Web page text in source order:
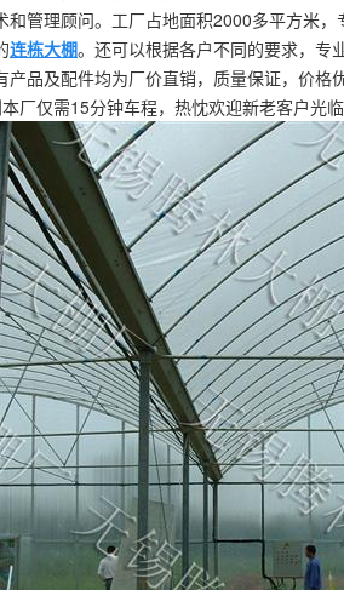
管理顾问。工厂占地面积2000多平方米
连栋大棚。还可以根据各户不同的要求，专
品及配件均为厂价直销，质量保证，价
厂仅需15分钟车程，热忱欢迎新老客户光